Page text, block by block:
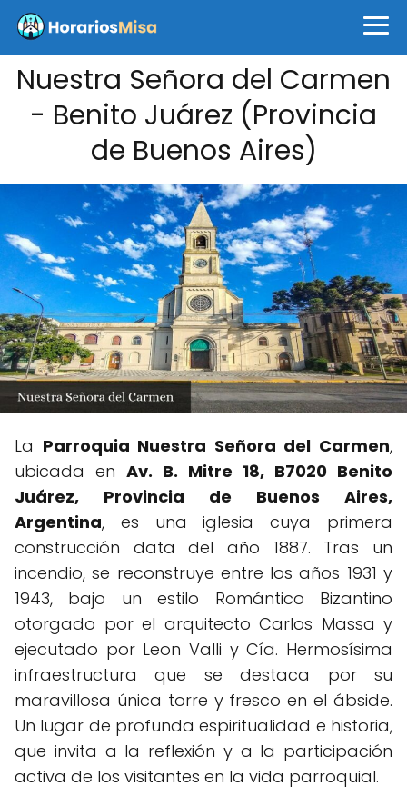
Nuestra Señora del Carmen
- Benito Juárez (Provincia
de Buenos Aires)
La Parroquia Nuestra Señora del Carmen,
ubicada en Av. B. Mitre 18, B7020 Benito
Juárez, Provincia de Buenos Aires,
Argentina, es una iglesia cuya primera
construcción data del año 1887. Tras un
incendio, se reconstruye entre los años 1931 y
1943, bajo un estilo Romántico Bizantino
otorgado por el arquitecto Carlos Massa y
ejecutado por Leon Valli y Cía. Hermosísima
infraestructura que se destaca por su
maravillosa única torre y fresco en el ábside.
Un lugar de profunda espiritualidad e historia,
que invita a la reflexión y a la participación
activa de los visitantes en la vida parroquial.